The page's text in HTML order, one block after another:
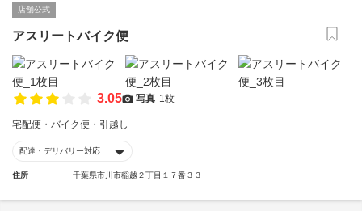
店舗公式
アスリートバイク便
3.05 写真 1枚
宅配便・バイク便・引越し
配達・デリバリー対応
住所 千葉県市川市稲越２丁目１７番３３